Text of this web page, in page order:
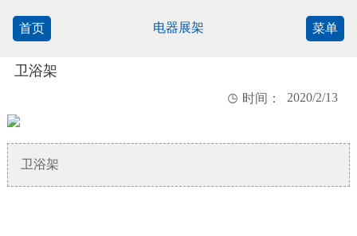
首页 电器展架 菜单
卫浴架
 时间： 2020/2/13
卫浴架